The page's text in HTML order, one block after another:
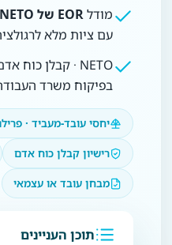
מודלEOR של NETO
עם ציות מלא
NETO · קבלן כוח אדם מורשה
בפיקוח משרד
יחסי עובד-מעביד ·
רישיון קבלן כוח אדם
מבחן עובד או עצמאי
תוכן העניינים